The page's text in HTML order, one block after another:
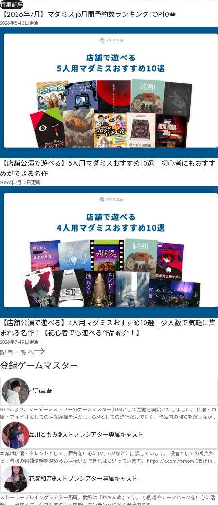
特集記事
【2026年7月】マダミス.jp月間予約数ランキングTOP10👑
2026年8月3日更新
【店舗公演で遊べる】5人用マダミスおすすめ10選｜初心者にもおすす
めができる名作
2026年7月17日更新
【店舗公演で遊べる】4人用マダミスおすすめ10選｜少人数で気軽に集
まれる名作！【初心者でも遊べる作品紹介！】
2026年7月9日更新
記事一覧へ
GM
登録ゲームマスター
星乃圭吾
2019年より、マーダーミステリーのゲームマスター(GM)として活動を開始いたしました。 俳優・声
優・アイドルとしての活動経験を活かし、GMとしての進行だけでなく、作品内のNPCを演じなが
ら、お客様に物語の世界へ入り込んでいただくような演出・サービスを得意としています。 自分自
身でも作品制作を行っているので、作家さんが作品に込めた想いや意図を大切にしながら、その作
品の魅力をお客様に届けられるような公演を心がけています。 参加してくださる皆様がどんなエン
ディングを迎えるのか、どんな物語が生まれるのかを想像しながら、公演を進めていく時間が本当
に大好きです！ 対応可能作品は、オフライン（対面）作品のみとなります。 得意分野をひとつ挙げ
るなら恋愛もの（恋愛要素を含むシナリオ）ですが、ファンタジー、デスゲーム、青春ものなど、
ジャンルを問わず幅広く対応可能です！お任せください！ 《所属団体・店舗》 ★ Lanbelysma -ラン
ビリズマ- (代表・制作・GM) ★ ストーリープレイングシアター (GM) ★ フィネガンズ ウェイク
(GM)
品川ともみ@ストプレシアター専属キャスト
本業は俳優・タレントとして、舞台を中心にTV、CMなどに出演しています。 役者としての視点か
ら、皆様の物語体験を深めるお手伝いができればと思っています。 https://x.com/tomomi018shin?
s=11 活動内容はSNSにて投稿しています。 SPT所属。 ストーリープレイングシアター「星詠みの
標」にてGMデビュー。 ボードゲーム×体感型演劇 イマーシブカフェ「コアクト」(不定期開催)出
演中。
花奏和音@ストプレシアター専属キャスト
ストーリープレイングシアター所属。愛称は『わおんぬ』です。 小劇場やテーマパークを中心に活